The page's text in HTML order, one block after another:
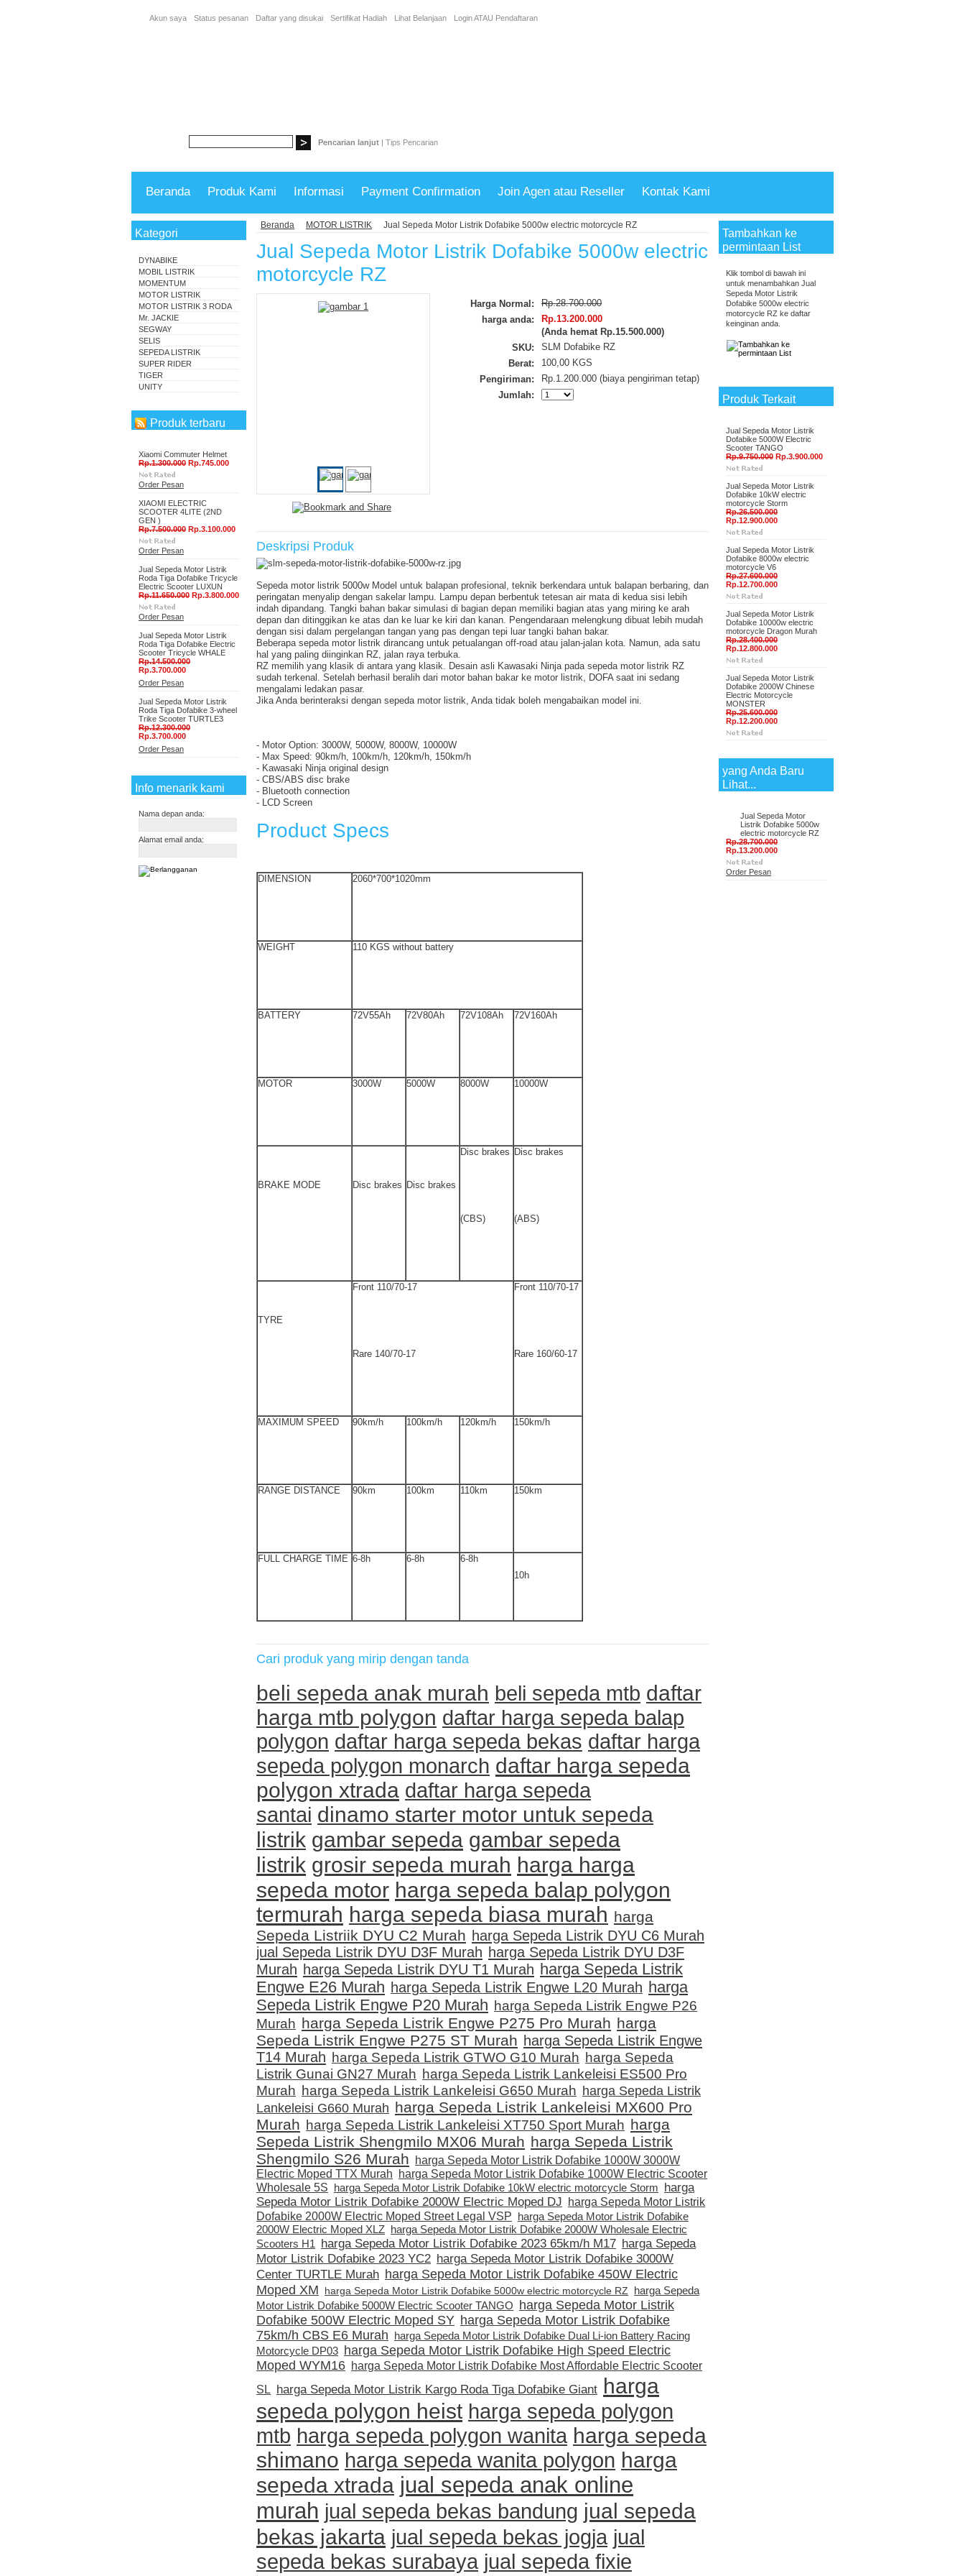
Akun saya Status pesanan Daftar yang disukai Sertifikat Hadiah Lihat Belanjaan LoginATAU Pendaftaran
Pencarian lanjut | Tips Pencarian
Beranda Produk Kami Informasi Payment Confirmation Join Agen atau Reseller Kontak Kami
Kategori
DYNABIKE
MOBIL LISTRIK
MOMENTUM
MOTOR LISTRIK
MOTOR LISTRIK 3 RODA
Mr. JACKIE
SEGWAY
SELIS
SEPEDA LISTRIK
SUPER RIDER
TIGER
UNITY
Produk terbaru
Xiaomi Commuter Helmet
Rp.1.300.000 Rp.745.000
Order Pesan
XIAOMI ELECTRIC
SCOOTER 4LITE (2ND
GEN )
Rp.7.500.000 Rp.3.100.000
Order Pesan
Jual Sepeda Motor Listrik
Roda Tiga Dofabike Tricycle
Electric Scooter LUXUN
Rp.11.650.000 Rp.3.800.000
Order Pesan
Jual Sepeda Motor Listrik
Roda Tiga Dofabike Electric
Scooter Tricycle WHALE
Rp.14.500.000
Rp.3.700.000
Order Pesan
Jual Sepeda Motor Listrik
Roda Tiga Dofabike 3-wheel
Trike Scooter TURTLE3
Rp.12.300.000
Rp.3.700.000
Order Pesan
Info menarik kami
Nama depan anda:
Alamat email anda:
Beranda MOTOR LISTRIK Jual Sepeda Motor Listrik Dofabike 5000w electric motorcycle RZ
Jual Sepeda Motor Listrik Dofabike 5000w electric
motorcycle RZ
Harga Normal:
Rp.28.700.000
harga anda:
Rp.13.200.000
(Anda hemat Rp.15.500.000)
SKU:
SLM Dofabike RZ
Berat:
100,00 KGS
Pengiriman:
Rp.1.200.000 (biaya pengiriman tetap)
Jumlah:
Deskripsi Produk
Sepeda motor listrik 5000w Model untuk balapan profesional, teknik berkendara untuk balapan berbaring, dan
peringatan menyalip dengan sakelar lampu. Lampu depan berbentuk tetesan air mata di kedua sisi lebih
indah dipandang. Tangki bahan bakar simulasi di bagian depan memiliki bagian atas yang miring ke arah
depan dan ditinggikan ke atas dan ke luar ke kiri dan kanan. Pengendaraan melengkung dibuat lebih mudah
dengan sisi dalam pergelangan tangan yang pas dengan tepi luar tangki bahan bakar.
Beberapa sepeda motor listrik dirancang untuk petualangan off-road atau jalan-jalan kota. Namun, ada satu
hal yang paling diinginkan RZ, jalan raya terbuka.
RZ memilih yang klasik di antara yang klasik. Desain asli Kawasaki Ninja pada sepeda motor listrik RZ
sudah terkenal. Setelah berhasil beralih dari motor bahan bakar ke motor listrik, DOFA saat ini sedang
mengalami ledakan pasar.
Jika Anda berinteraksi dengan sepeda motor listrik, Anda tidak boleh mengabaikan model ini.
- Motor Option: 3000W, 5000W, 8000W, 10000W
- Max Speed: 90km/h, 100km/h, 120km/h, 150km/h
- Kawasaki Ninja original design
- CBS/ABS disc brake
- Bluetooth connection
- LCD Screen
Product Specs
DIMENSION 2060*700*1020mm
WEIGHT 110 KGS without battery
BATTERY 72V55Ah 72V80Ah 72V108Ah 72V160Ah
MOTOR 3000W 5000W 8000W 10000W
BRAKE MODE Disc brakes Disc brakes
Disc brakes
(CBS)
Disc brakes
(ABS)
TYRE
Front 110/70-17
Rare 140/70-17
Front 110/70-17
Rare 160/60-17
MAXIMUM SPEED 90km/h 100km/h 120km/h 150km/h
RANGE DISTANCE 90km 100km 110km 150km
FULL CHARGE TIME 6-8h 6-8h
6-8h
10h
Cari produk yang mirip dengan tanda
beli sepeda anak murah beli sepeda mtb daftar
harga mtb polygon daftar harga sepeda balap
polygon daftar harga sepeda bekas daftar harga
sepeda polygon monarch daftar harga sepeda
polygon xtrada daftar harga sepeda
santai dinamo starter motor untuk sepeda
listrik gambar sepeda gambar sepeda
listrik grosir sepeda murah harga harga
sepeda motor harga sepeda balap polygon
termurah harga sepeda biasa murah harga
Sepeda Listriik DYU C2 Murah harga Sepeda Listrik DYU C6 Murah
jual Sepeda Listrik DYU D3F Murah harga Sepeda Listrik DYU D3F
Murah harga Sepeda Listrik DYU T1 Murah harga Sepeda Listrik
Engwe E26 Murah harga Sepeda Listrik Engwe L20 Murah harga
Sepeda Listrik Engwe P20 Murah harga Sepeda Listrik Engwe P26
Murah harga Sepeda Listrik Engwe P275 Pro Murah harga
Sepeda Listrik Engwe P275 ST Murah harga Sepeda Listrik Engwe
T14 Murah harga Sepeda Listrik GTWO G10 Murah harga Sepeda
Listrik Gunai GN27 Murah harga Sepeda Listrik Lankeleisi ES500 Pro
Murah harga Sepeda Listrik Lankeleisi G650 Murah harga Sepeda Listrik
Lankeleisi G660 Murah harga Sepeda Listrik Lankeleisi MX600 Pro
Murah harga Sepeda Listrik Lankeleisi XT750 Sport Murah harga
Sepeda Listrik Shengmilo MX06 Murah harga Sepeda Listrik
Shengmilo S26 Murah
harga Sepeda Motor Listrik Dofabike 1000W 3000W
Electric Moped TTX Murah
harga Sepeda Motor Listrik Dofabike 1000W Electric Scooter
Wholesale 5S
harga Sepeda Motor Listrik Dofabike 10kW electric motorcycle Storm
harga
Sepeda Motor Listrik Dofabike 2000W Electric Moped DJ harga Sepeda Motor Listrik
Dofabike 2000W Electric Moped Street Legal VSP harga Sepeda Motor Listrik Dofabike
2000W Electric Moped XLZ harga Sepeda Motor Listrik Dofabike 2000W Wholesale Electric
Scooters H1 harga Sepeda Motor Listrik Dofabike 2023 65km/h M17 harga Sepeda
Motor Listrik Dofabike 2023 YC2 harga Sepeda Motor Listrik Dofabike 3000W
Center TURTLE Murah harga Sepeda Motor Listrik Dofabike 450W Electric
Moped XM
harga Sepeda Motor Listrik Dofabike 5000w electric motorcycle RZ
harga Sepeda
Motor Listrik Dofabike 5000W Electric Scooter TANGO
harga Sepeda Motor Listrik
Dofabike 500W Electric Moped SY harga Sepeda Motor Listrik Dofabike
75km/h CBS E6 Murah
harga Sepeda Motor Listrik Dofabike Dual Li-ion Battery Racing
Motorcycle DP03
harga Sepeda Motor Listrik Dofabike High Speed Electric
Moped WYM16 harga Sepeda Motor Listrik Dofabike Most Affordable Electric Scooter
SL harga Sepeda Motor Listrik Kargo Roda Tiga Dofabike Giant harga
sepeda polygon heist harga sepeda polygon
mtb harga sepeda polygon wanita harga sepeda
shimano harga sepeda wanita polygon harga
sepeda xtrada jual sepeda anak online
murah jual sepeda bekas bandung jual sepeda
bekas jakarta jual sepeda bekas jogja jual
sepeda bekas surabaya jual sepeda fixie
Tambahkan ke
permintaan List
Klik tombol di bawah ini
untuk menambahkan Jual
Sepeda Motor Listrik
Dofabike 5000w electric
motorcycle RZ ke daftar
keinginan anda.
Produk Terkait
Jual Sepeda Motor Listrik
Dofabike 5000W Electric
Scooter TANGO
Rp.9.750.000 Rp.3.900.000
Jual Sepeda Motor Listrik
Dofabike 10kW electric
motorcycle Storm
Rp.26.500.000
Rp.12.900.000
Jual Sepeda Motor Listrik
Dofabike 8000w electric
motorcycle V6
Rp.27.600.000
Rp.12.700.000
Jual Sepeda Motor Listrik
Dofabike 10000w electric
motorcycle Dragon Murah
Rp.28.400.000
Rp.12.800.000
Jual Sepeda Motor Listrik
Dofabike 2000W Chinese
Electric Motorcycle
MONSTER
Rp.25.600.000
Rp.12.200.000
yang Anda Baru
Lihat...
Jual Sepeda Motor
Listrik Dofabike 5000w
electric motorcycle RZ
Rp.28.700.000
Rp.13.200.000
Order Pesan